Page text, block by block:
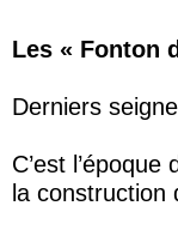
Les « Fonton
Derniers
C’est
la